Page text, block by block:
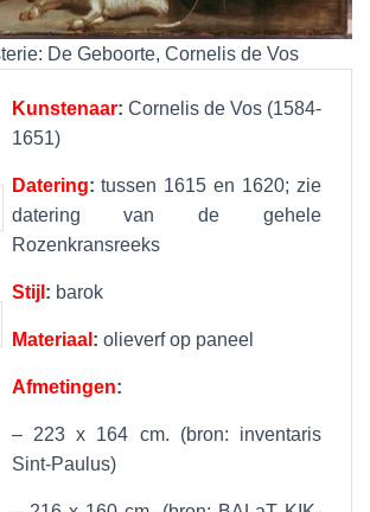
De Geboorte, Cornelis de Vos
Kunstenaar: Cornelis de Vos (1584-
1651)
Datering:tussen 1615 en 1620; zie
datering van de gehele
Rozenkransreeks
Stijl : barok
Materiaal : olieverf op paneel
Afmetingen:
– 223 x 164 cm. (bron: inventaris
Sint-Paulus)